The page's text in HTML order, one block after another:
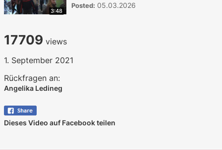
3:48
Posted: 05.03.2026
17709 views
1. September 2021
Rückfragen an:
Angelika Ledineg
Dieses Video auf Facebook teilen